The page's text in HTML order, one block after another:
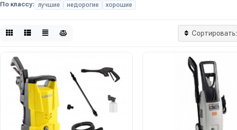
По классу: лучшие недорогие хорошие
Сортировать: